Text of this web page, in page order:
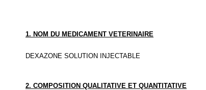
1. NOM DU MEDICAMENT VETERINAIRE
DEXAZONE SOLUTION INJECTABLE
2. COMPOSITION QUALITATIVE ET QUANTITATIVE